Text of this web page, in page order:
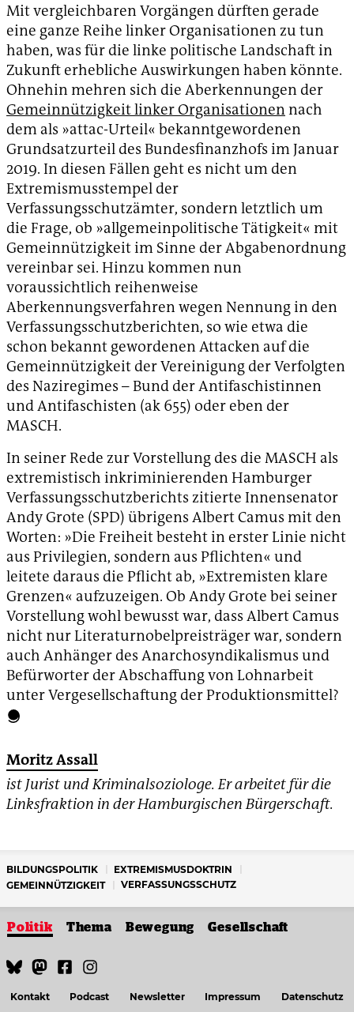
Mit vergleichbaren Vorgängen dürften gerade
eine ganze Reihe linker Organisationen zu tun
haben, was für die linke politische Landschaft in
Zukunft erhebliche Auswirkungen haben könnte.
Ohnehin mehren sich die Aberkennungen der
Gemeinnützigkeit linker Organisationennach
dem als »attac-Urteil« bekanntgewordenen
Grundsatzurteil des Bundesfinanzhofs im Januar
2019. In diesen Fällen geht es nicht um den
Extremismusstempel der
Verfassungsschutzämter, sondern letztlich um
die Frage, ob »allgemeinpolitische Tätigkeit« mit
Gemeinnützigkeit im Sinne der Abgabenordnung
vereinbar sei. Hinzu kommen nun
voraussichtlich reihenweise
Aberkennungsverfahren wegen Nennung in den
Verfassungsschutzberichten, so wie etwa die
schon bekannt gewordenen Attacken auf die
Gemeinnützigkeit der Vereinigung der Verfolgten
des Naziregimes – Bund der Antifaschistinnen
und Antifaschisten (ak 655) oder eben der
MASCH.
In seiner Rede zur Vorstellung des die MASCH als
extremistisch inkriminierenden Hamburger
Verfassungsschutzberichts zitierte Innensenator
Andy Grote (SPD) übrigens Albert Camus mit den
Worten: »Die Freiheit besteht in erster Linie nicht
aus Privilegien, sondern aus Pflichten« und
leitete daraus die Pflicht ab, »Extremisten klare
Grenzen« aufzuzeigen. Ob Andy Grote bei seiner
Vorstellung wohl bewusst war, dass Albert Camus
nicht nur Literaturnobelpreisträger war, sondern
auch Anhänger des Anarchosyndikalismus und
Befürworter der Abschaffung von Lohnarbeit
unter Vergesellschaftung der Produktionsmittel?
Moritz Assall
ist Jurist und Kriminalsoziologe. Er arbeitet für die
Linksfraktion in der Hamburgischen Bürgerschaft.
BILDUNGSPOLITIK
EXTREMISMUSDOKTRIN
GEMEINNÜTZIGKEIT
VERFASSUNGSSCHUTZ
Politik Thema Bewegung Gesellschaft
Kontakt Podcast Newsletter Impressum Datenschutz